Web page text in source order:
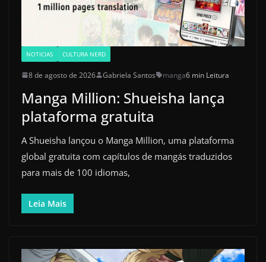
NOTICIAS CULTURA NERD
8 de agosto de 2026 Gabriela Santos manga6 min Leitura
Manga Million: Shueisha lança
plataforma gratuita
A Shueisha lançou o Manga Million, uma plataforma
global gratuita com capítulos de mangás traduzidos
para mais de 100 idiomas,
Leia Mais